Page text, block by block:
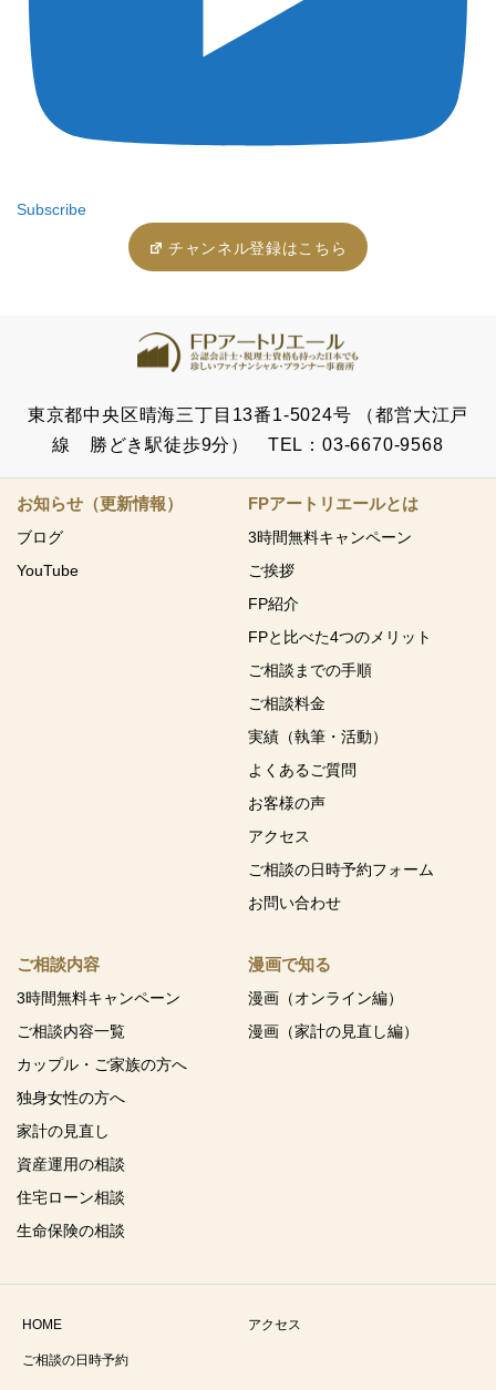
Subscribe
チャンネル登録はこちら
東京都中央区晴海三丁目13番1-5024号 （都営大江戸
線 勝どき駅徒歩9分） TEL：03-6670-9568
お知らせ（更新情報）
ブログ
YouTube
FPアートリエールとは
3時間無料キャンペーン
ご挨拶
FP紹介
FPと比べた4つのメリット
ご相談までの手順
ご相談料金
実績（執筆・活動）
よくあるご質問
お客様の声
アクセス
ご相談の日時予約フォーム
お問い合わせ
ご相談内容
3時間無料キャンペーン
ご相談内容一覧
カップル・ご家族の方へ
独身女性の方へ
家計の見直し
資産運用の相談
住宅ローン相談
生命保険の相談
漫画で知る
漫画（オンライン編）
漫画（家計の見直し編）
HOME アクセス
ご相談の日時予約